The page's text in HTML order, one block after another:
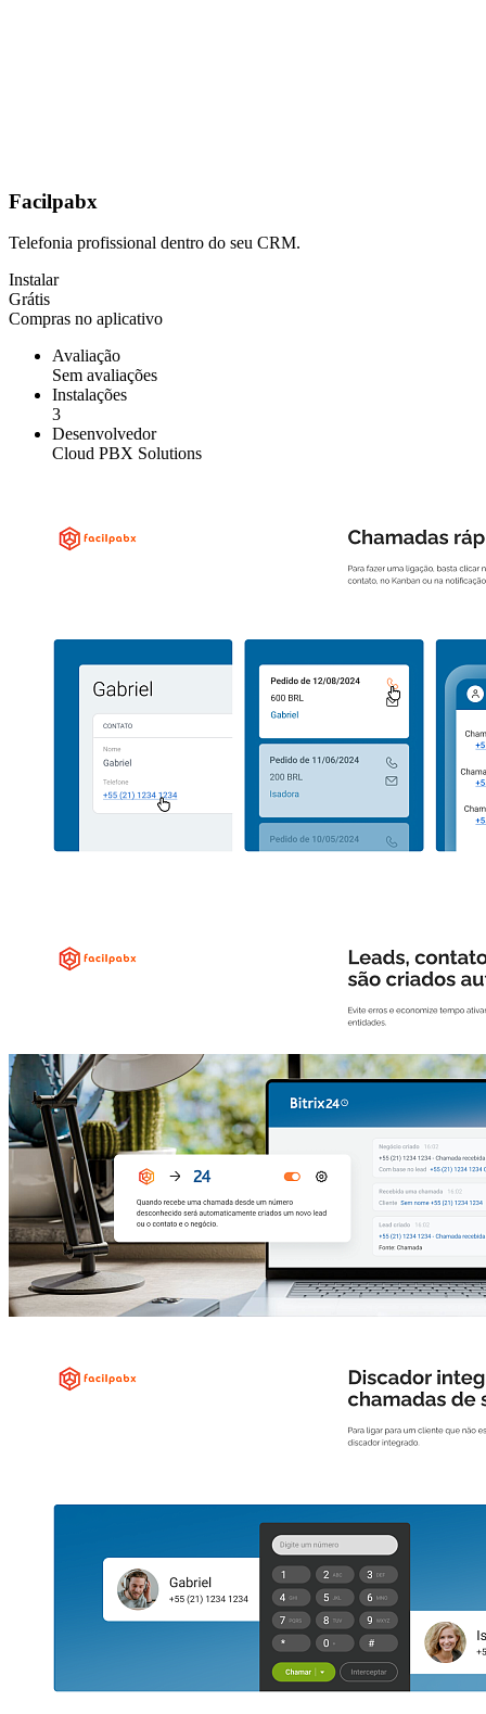
Facilpabx
Telefonia profissional dentro do seu CRM.
Instalar
Grátis
Compras no aplicativo
Avaliação
Sem avaliações
Instalações
3
Desenvolvedor
Cloud PBX Solutions